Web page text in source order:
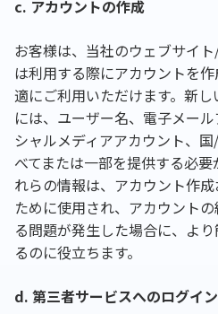
c. アカウントの作成
お客様は、当社のウェブサイ
は利用する際にアカウントを
適にご利用いただけます。新
には、ユーザー名、電子メー
シャルメディアアカウント、
べてまたは一部を提供する必
れらの情報は、アカウント作
ために使用され、アカウント
る問題が発生した場合に、よ
るのに役立ちます。
d. 第三者サービスへのログイ